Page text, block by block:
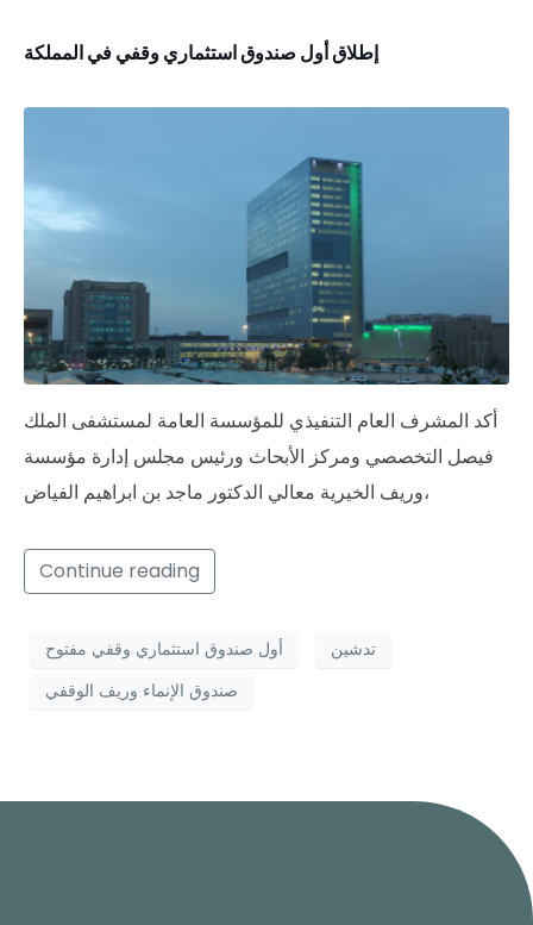
إطلاق أول صندوق استثماري وقفي في المملكة
أكد المشرف العام التنفيذي للمؤسسة العامة لمستشفى الملك
فيصل التخصصي ومركز الأبحاث ورئيس مجلس إدارة مؤسسة
وريف الخيرية معالي الدكتور ماجد بن ابراهيم الفياض،
Continue reading
أول صندوق استثماري وقفي مفتوح
تدشين
صندوق الإنماء وريف الوقفي